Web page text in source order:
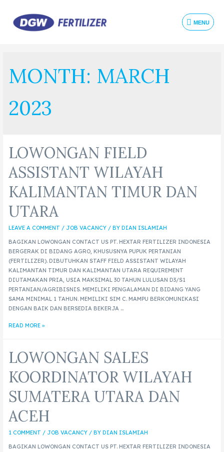
MENU
MONTH: MARCH
2023
LOWONGAN FIELD
ASSISTANT WILAYAH
KALIMANTAN TIMUR DAN
UTARA
LEAVE A COMMENT / JOB VACANCY/ BY DIAN ISLAMIAH
BAGIKAN LOWONGAN CONTACT US PT. HEXTAR FERTILIZER INDONESIA
BERGERAK DI BIDANG AGRO, KHUSUSNYA PUPUK PERTANIAN
(FERTILIZER). DIBUTUHKAN STAFF FIELD ASSISTANT WILAYAH
KALIMANTAN TIMUR DAN KALIMANTAN UTARA REQUIREMENT
DIUTAMAKAN PRIA, USIA MAKSIMAL 30 TAHUN LULUSAN D3/S1
PERTANIAN/AGRIBISNIS. MEMILIKI PENGALAMAN DI BIDANG YANG
SAMA MINIMAL 1 TAHUN. MEMILIKI SIM C. MAMPU BERKOMUNIKASI
DENGAN BAIK DAN BERSEDIA BEKERJA …
READ MORE »
LOWONGAN SALES
KOORDINATOR WILAYAH
SUMATERA UTARA DAN
ACEH
1 COMMENT / JOB VACANCY/ BY DIAN ISLAMIAH
BAGIKAN LOWONGAN CONTACT US PT. HEXTAR FERTILIZER INDONESIA